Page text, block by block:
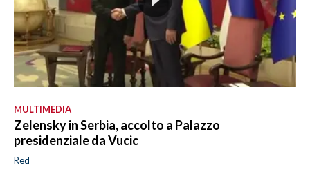
MULTIMEDIA
Zelensky in Serbia, accolto a Palazzo
presidenziale da Vucic
Red